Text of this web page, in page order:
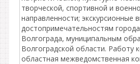
творческой, спортивной и
направленности; экскурсионные
достопримечательностям
Волгограда, муниципальным
Волгоградской области. Работу
областная межведомственная